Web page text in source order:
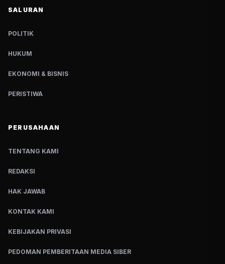
SALURAN
POLITIK
HUKUM
EKONOMI & BISNIS
PERISTIWA
PERUSAHAAN
TENTANG KAMI
REDAKSI
HAK JAWAB
KONTAK KAMI
KEBIJAKAN PRIVASI
PEDOMAN PEMBERITAAN MEDIA SIBER